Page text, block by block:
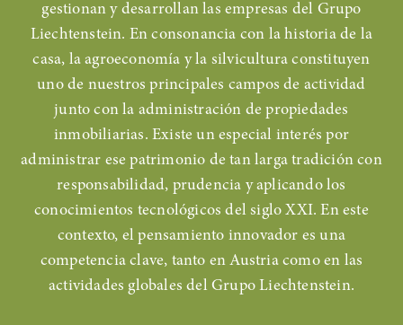
gestionan y desarrollan las empresas del Grupo
Liechtenstein. En consonancia con la historia de la
casa, la agroeconomía y la silvicultura constituyen
uno de nuestros principales campos de actividad
junto con la administración de propiedades
inmobiliarias. Existe un especial interés por
administrar ese patrimonio de tan larga tradición con
responsabilidad, prudencia y aplicando los
conocimientos tecnológicos del siglo XXI. En este
contexto, el pensamiento innovador es una
competencia clave, tanto en Austria como en las
actividades globales del Grupo Liechtenstein.